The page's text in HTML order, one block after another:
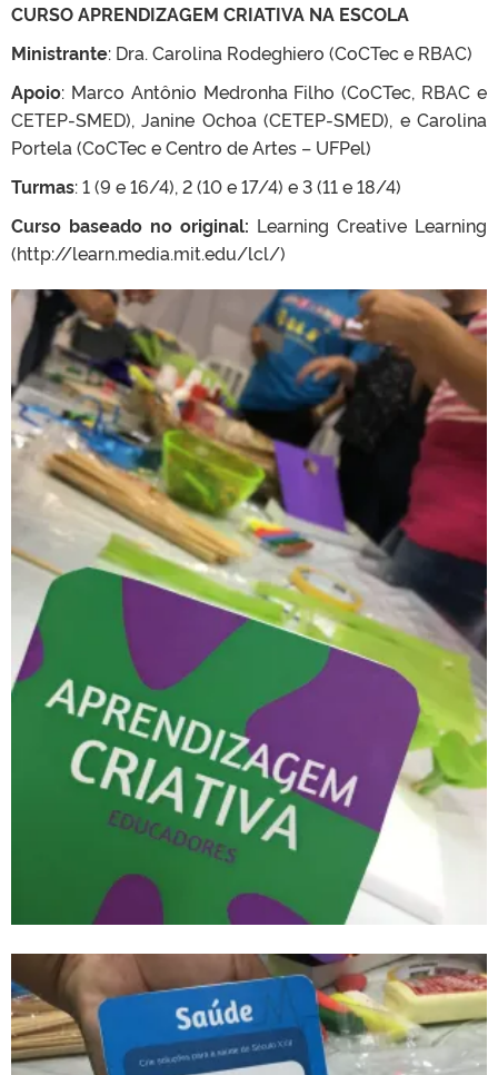
CURSO APRENDIZAGEM CRIATIVA NA ESCOLA
Ministrante: Dra. Carolina Rodeghiero (CoCTec e RBAC)
Apoio: Marco Antônio Medronha Filho (CoCTec, RBAC e
CETEP-SMED), Janine Ochoa (CETEP-SMED), e Carolina
Portela (CoCTec e Centro de Artes – UFPel)
Turmas: 1 (9 e 16/4), 2 (10 e 17/4) e 3 (11 e 18/4)
Curso baseado no original: Learning Creative Learning
(http://learn.media.mit.edu/lcl/)